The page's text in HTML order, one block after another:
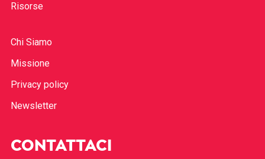
Risorse
Chi Siamo
Missione
Privacy policy
Newsletter
CONTATTACI